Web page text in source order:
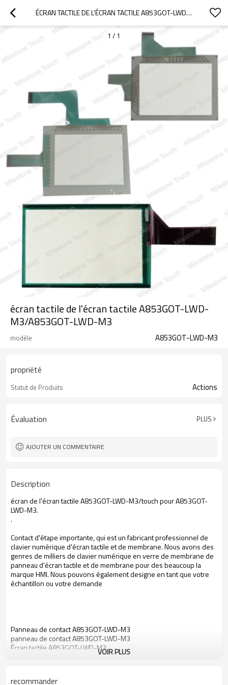
ÉCRAN TACTILE DE L'ÉCRAN TACTILE A853GOT-LWD-M3/A853GOT-LWD-M3
1 / 1
écran tactile de l'écran tactile A853GOT-LWD-
M3/A853GOT-LWD-M3
modèle A853GOT-LWD-M3
propriété
Statut de Produits Actions
Évaluation PLUS
AJOUTER UN COMMENTAIRE
Description
écran de l'écran tactile A853GOT-LWD-M3/touch pour A853GOT-
LWD-M3.
.
Contact d'étape importante, qui est un fabricant professionnel de
clavier numérique d'écran tactile et de membrane. Nous avons des
genres de milliers de clavier numérique en verre de membrane de
panneau d'écran tactile et de membrane pour des beaucoup la
marque HMI. Nous pouvons également designe en tant que votre
échantillon ou votre demande
Panneau de contact A853GOT-LWD-M3
panneau de contact A853GOT-LWD-M3
Écran tactile A853GOT-LWD-M3
écran tactile A853GOT-LWD-M3VOIR PLUS
recommander